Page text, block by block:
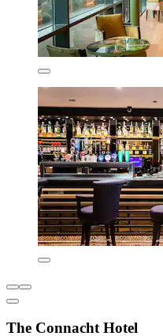
The Connacht Hotel